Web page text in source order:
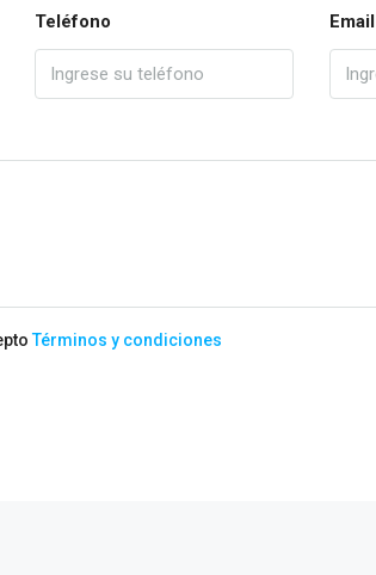
Teléfono Email
Términos y condiciones